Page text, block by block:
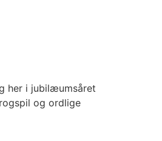
her i jubilæumsåret
og ordlige